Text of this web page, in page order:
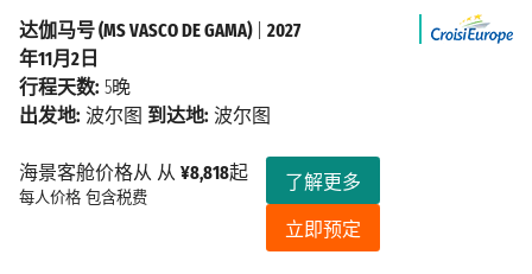
海景客舱价格从 从 ¥8,818起
每人价格 包含税费
了解更多
立即预定
达伽马号 (MS VASCO DE GAMA)| 2027
年11月2日
行程天数: 5晚
出发地: 波尔图 到达地: 波尔图